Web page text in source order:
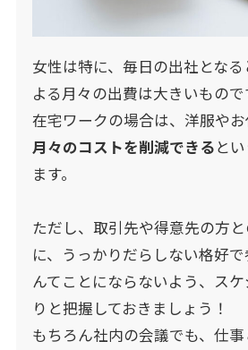
女性は特に、毎日の出社とな
よる月々の出費は大きいもので
在宅ワークの場合は、洋服や
月々のコストを削減できると
ます。
ただし、取引先や得意先の方
に、うっかりだらしない格好
んてことにならないよう、ス
りと把握しておきましょう！
もちろん社内の会議でも、仕